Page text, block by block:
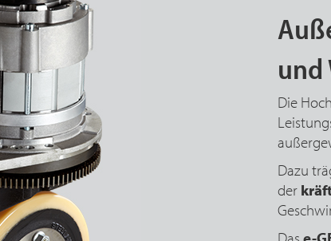
und
Die
Dazu
der